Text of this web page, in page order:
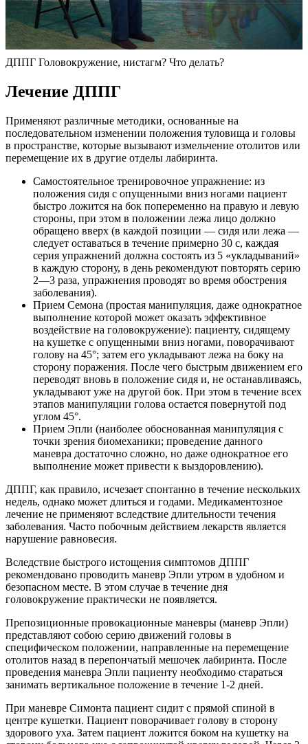
ДППГ Головокружение, нистагм? Что делать?
Лечение ДППГ
Применяют различные методики, основанные на
последовательном изменении положения туловища и головы
в пространстве, которые вызывают измельчение отолитов или
перемещение их в другие отделы лабиринта.
Самостоятельное тренировочное упражнение: из
положения сидя с опущенными вниз ногами пациент
быстро ложится на бок попеременно на правую и левую
стороны, при этом в положении лежа лицо должно
обращено вверх (в каждой позиции — сидя или лежа —
следует оставаться в течение примерно 30 с, каждая
серия упражнений должна состоять из 5 «укладываний»
в каждую сторону, в день рекомендуют повторять серию
2—3 раза, упражнения проводят во время обострения
заболевания).
Прием Семона (простая манипуляция, даже однократное
выполнение которой может оказать эффективное
воздействие на головокружение): пациенту, сидящему
на кушетке с опущенными вниз ногами, поворачивают
голову на 45°; затем его укладывают лежа на боку на
сторону поражения. После чего быстрым движением его
переводят вновь в положение сидя и, не останавливаясь,
укладывают уже на другой бок. При этом в течение всех
этапов манипуляции голова остается повернутой под
углом 45°.
Прием Эпли (наиболее обоснованная манипуляция с
точки зрения биомеханики; проведение данного
маневра достаточно сложно, но даже однократное его
выполнение может привести к выздоровлению).
ДППГ, как правило, исчезает спонтанно в течение нескольких
недель, однако может длиться и годами. Медикаментозное
лечение не применяют вследствие длительности течения
заболевания. Часто побочным действием лекарств является
нарушение равновесия.
Вследствие быстрого истощения симптомов ДППГ
рекомендовано проводить маневр Эпли утром в удобном и
безопасном месте. В этом случае в течение дня
головокружение практически не появляется.
Препозиционные провокационные маневры (маневр Эпли)
представляют собою серию движений головы в
специфическом положении, направленные на перемещение
отолитов назад в перепончатый мешочек лабиринта. После
проведения маневра Эпли пациенту необходимо стараться
занимать вертикальное положение в течение 1-2 дней.
При маневре Симонта пациент сидит с прямой спиной в
центре кушетки. Пациент поворачивает голову в сторону
здорового уха. Затем пациент ложится боком на кушетку на